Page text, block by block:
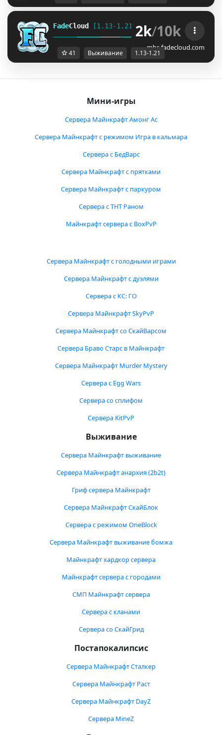
FadeCloud [1.13-1.21] PRISON GENS
2k/10k
mbs.fadecloud.com
41 Выживание 1.13-1.21
Мини-игры
Сервера Майнкрафт Амонг Ас
Сервера Майнкрафт с режимом Игра в кальмара
Сервера с БедВарс
Сервера Майнкрафт с прятками
Сервера Майнкрафт с паркуром
Сервера с ТНТ Раном
Майнкрафт сервера с BoxPvP
Сервера Майнкрафт с голодными играми
Сервера Майнкрафт с дуэлями
Сервера с КС: ГО
Сервера Майнкрафт SkyPvP
Сервера Майнкрафт со СкайВарсом
Сервера Браво Старс в Майнкрафт
Сервера Майнкрафт Murder Mystery
Сервера с Egg Wars
Сервера со сплифом
Сервера KitPvP
Выживание
Сервера Майнкрафт выживание
Сервера Майнкрафт анархия (2b2t)
Гриф сервера Майнкрафт
Сервера Майнкрафт СкайБлок
Сервера с режимом OneBlock
Сервера Майнкрафт выживание бомжа
Майнкрафт хардкор сервера
Майнкрафт сервера с городами
СМП Майнкрафт сервера
Сервера с кланами
Сервера со СкайГрид
Постапокалипсис
Сервера Майнкрафт Сталкер
Сервера Майнкрафт Раст
Сервера Майнкрафт DayZ
Сервера MineZ